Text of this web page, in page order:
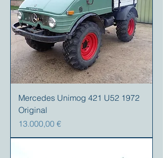
Mercedes Unimog 421 U52 1972
Original
Prezzo
13.000,00 €